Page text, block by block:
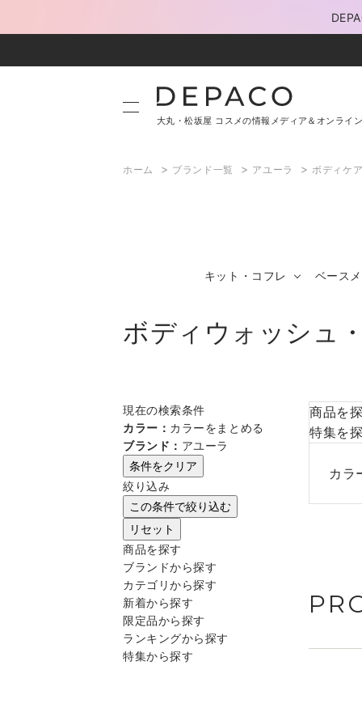
大丸・松坂屋 コスメの情報メディア＆オンライ
ホーム > ブランド一覧 > アユーラ > ボディケア
キット・コフレ ベース
ボディウォッシュ
現在の検索条件
カラー： カラーをまとめる
ブランド： アユーラ
条件をクリア
絞り込み
この条件で絞り込む
リセット
商品を探す
ブランドから探す
カテゴリから探す
新着から探す
限定品から探す
ランキングから探す
特集から探す
商品を
特集を
カラ